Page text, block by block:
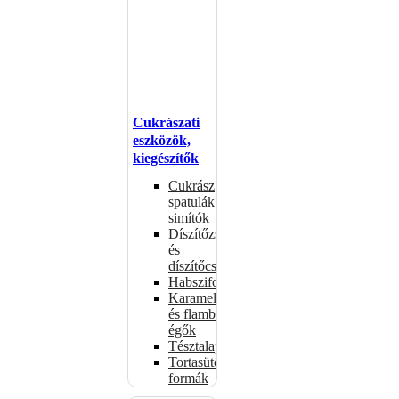
Cukrászati
eszközök,
kiegészítők
Cukrász
spatulák,
simítók
Díszítőzsákok
és
díszítőcsövek
Habszifonok
Karamellizáló
és flambírozó
égők
Tésztalapok
Tortasütő
formák